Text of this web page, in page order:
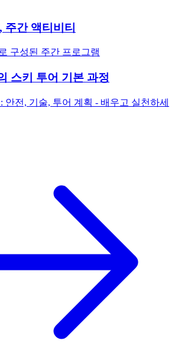
주간 액티비티
구성된 주간 프로그램
스키 투어 기본 과정
안전, 기술, 투어 계획 - 배우고 실천하세